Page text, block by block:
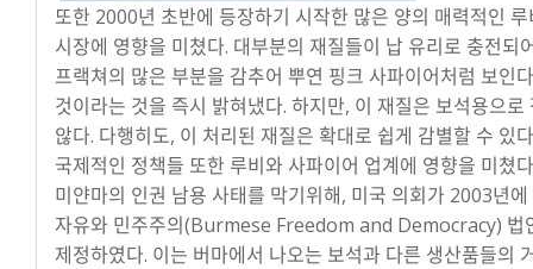
또한 2000년 초반에 등장하기 시작한 많은 양의 매력적인
시장에 영향을 미쳤다. 대부분의 재질들이 납 유리로 충전되
프랙쳐의 많은 부분을 감추어 뿌연 핑크 사파이어처럼 보인
것이라는 것을 즉시 밝혀냈다. 하지만, 이 재질은 보석용으로
않다. 다행히도, 이 처리된 재질은 확대로 쉽게 감별할 수 있
국제적인 정책들 또한 루비와 사파이어 업계에 영향을 미쳤
미얀마의 인권 남용 사태를 막기위해, 미국 의회가 2003년
자유와 민주주의(Burmese Freedom and Democracy) 법
제정하였다. 이는 버마에서 나오는 보석과 다른 생산품들의